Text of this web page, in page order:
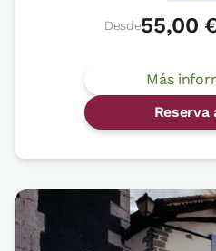
Desde55,00
Más
Reserva